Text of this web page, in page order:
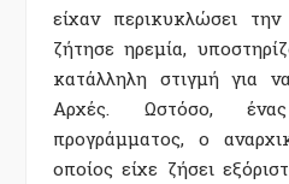
είχαν περικυκλώσει
ζήτησε ηρεμία,
κατάλληλη στιγμή για
Αρχές. Ωστόσο,
προγράμματος, ο
οποίος είχε ζήσει